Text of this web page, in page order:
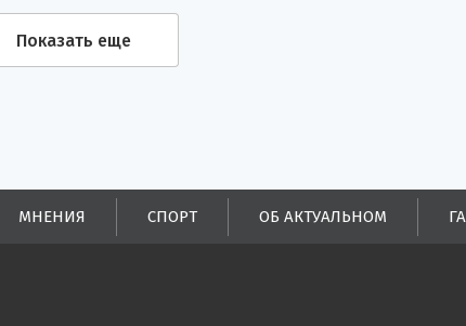
Показать еще
МНЕНИЯ СПОРТ ОБ АКТУАЛЬНОМ